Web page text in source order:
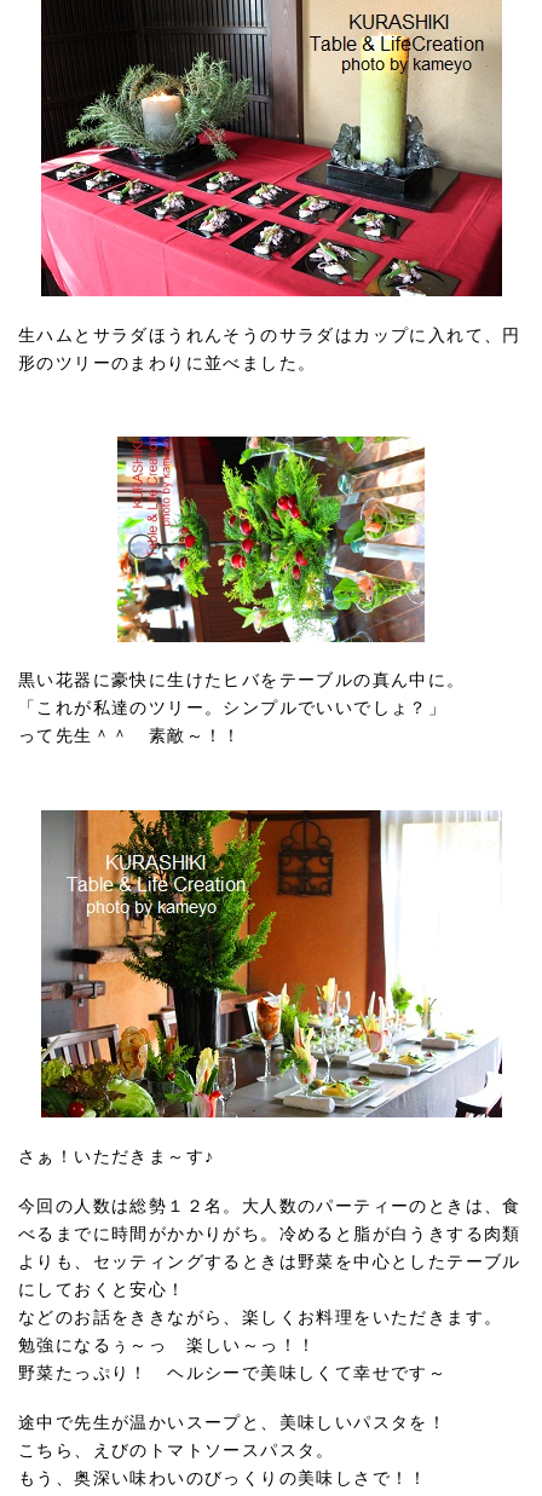
生ハムとサラダほうれんそうのサラダはカップに入れて、円
形のツリーのまわりに並べました。
黒い花器に豪快に生けたヒバをテーブルの真ん中に。
「これが私達のツリー。シンプルでいいでしょ？」
って先生＾＾ 素敵～！！
さぁ！いただきま～す♪
今回の人数は総勢１２名。大人数のパーティーのときは、食
べるまでに時間がかかりがち。冷めると脂が白うきする肉類
よりも、セッティングするときは野菜を中心としたテーブル
にしておくと安心！
などのお話をききながら、楽しくお料理をいただきます。
勉強になるぅ～っ 楽しい～っ！！
野菜たっぷり！ ヘルシーで美味しくて幸せです～
途中で先生が温かいスープと、美味しいパスタを！
こちら、えびのトマトソースパスタ。
もう、奥深い味わいのびっくりの美味しさで！！